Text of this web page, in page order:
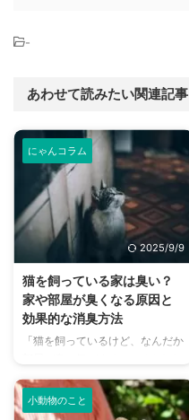
-
あわせて読みたい関連記事
にゃんコラム
2025/9/9
猫を飼っている家は臭い？
家や部屋が臭くなる原因と
効果的な消臭方法
「猫を飼っているけど、なんだか
悩みはありませんか？猫との暮ら
しは幸せで満ちていますが、独特
のにおいが気になるという飼い主
小動物のこと